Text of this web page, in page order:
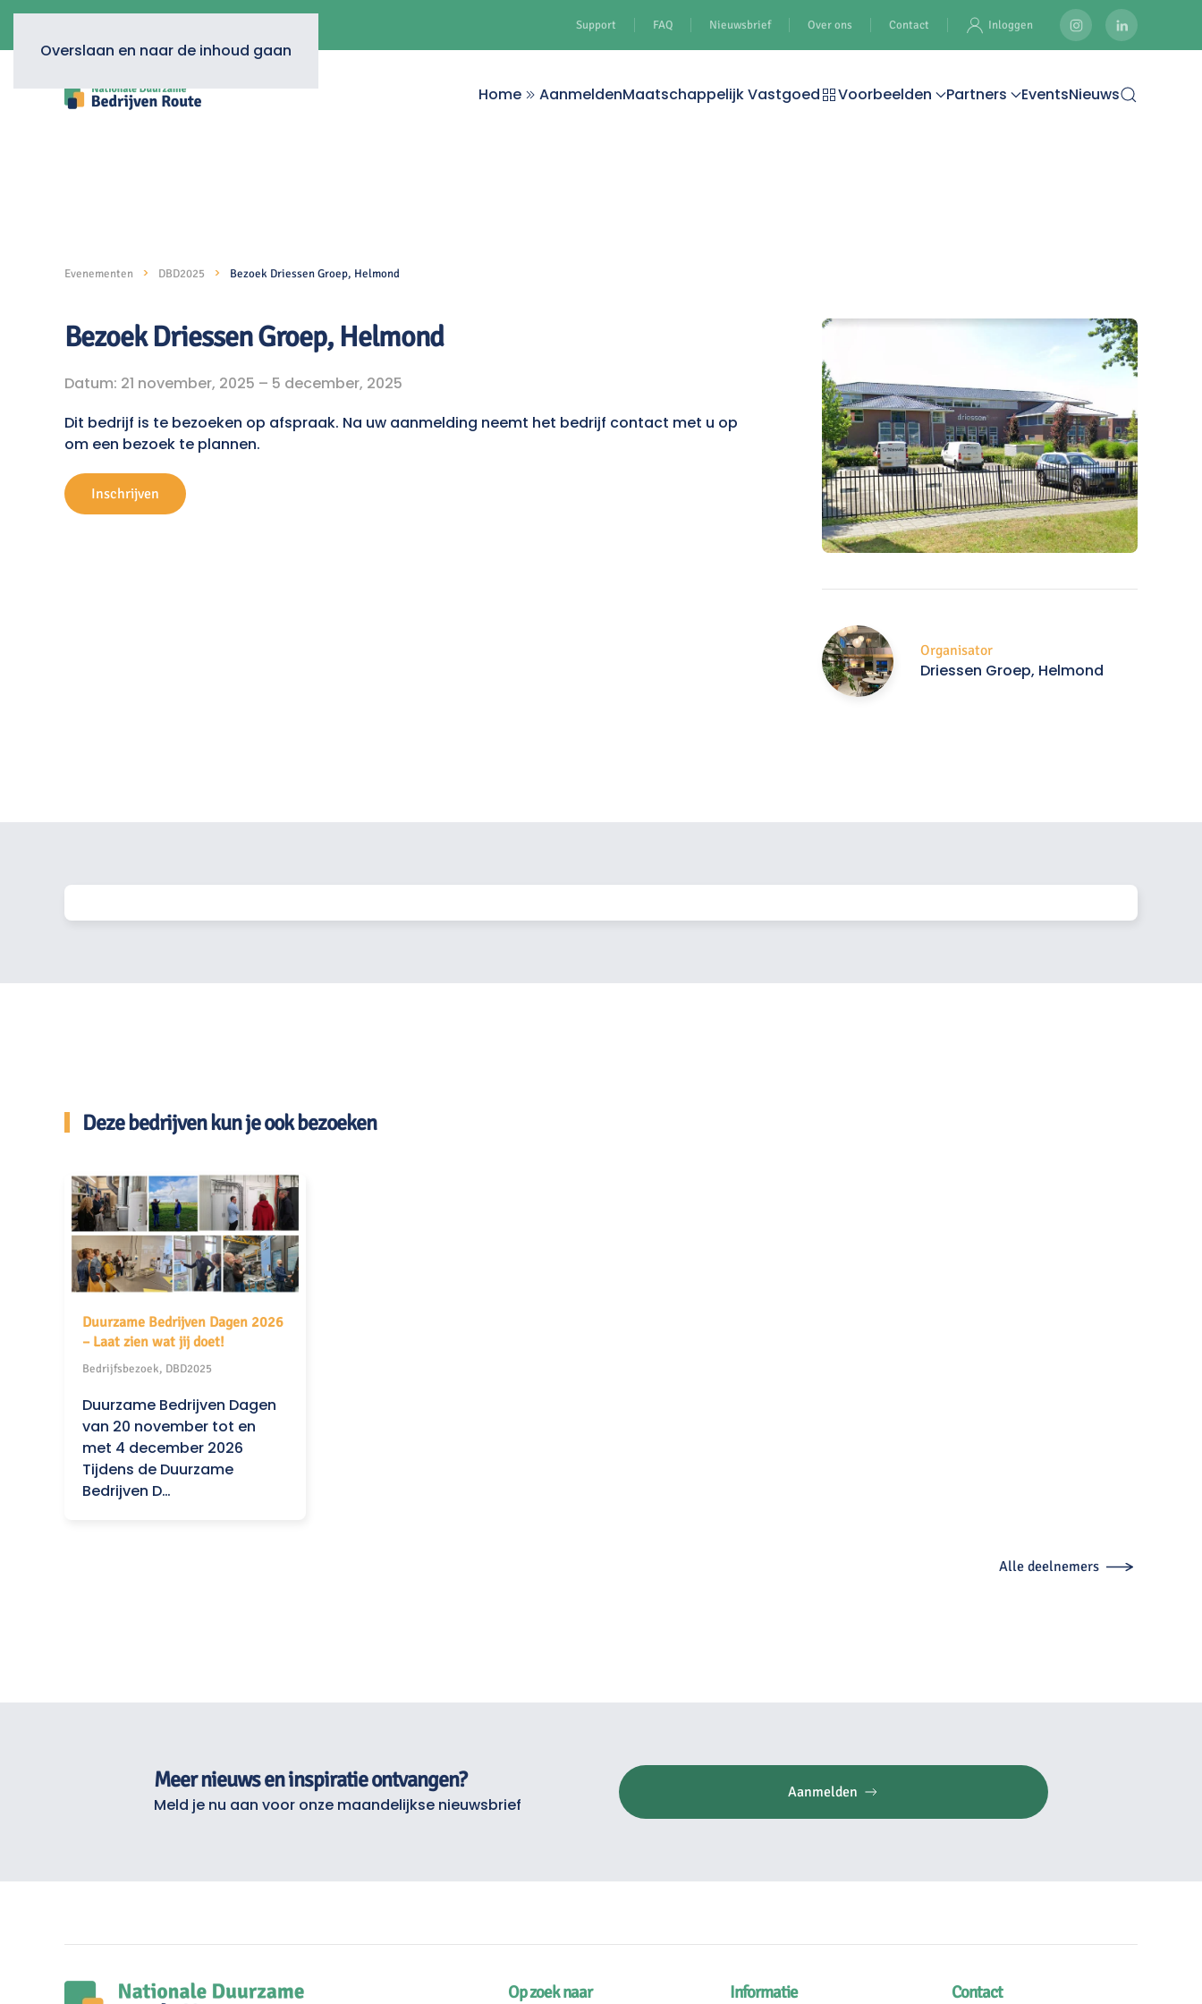
Overslaan en naar de inhoud gaan
Support FAQ Nieuwsbrief Over ons Contact Inloggen
Home AanmeldenMaatschappelijk Vastgoed Voorbeelden Partners EventsNieuws
Evenementen DBD2025 Bezoek Driessen Groep, Helmond
Bezoek Driessen Groep, Helmond
Datum: 21 november, 2025 – 5 december, 2025
Dit bedrijf is te bezoeken op afspraak. Na uw aanmelding neemt het bedrijf contact met u op
om een bezoek te plannen.
Inschrijven
Organisator
Driessen Groep, Helmond
Deze bedrijven kun je ook bezoeken
Duurzame Bedrijven Dagen 2026
– Laat zien wat jij doet!
Bedrijfsbezoek, DBD2025
Duurzame Bedrijven Dagen
van 20 november tot en
met 4 december 2026
Tijdens de Duurzame
Bedrijven D…
Alle deelnemers
Meer nieuws en inspiratie ontvangen?
Meld je nu aan voor onze maandelijkse nieuwsbrief
Aanmelden
Op zoek naar Informatie Contact